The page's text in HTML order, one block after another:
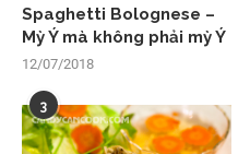
Spaghetti Bolognese –
Mỳ Ý mà không phải mỳ Ý
12/07/2018
3